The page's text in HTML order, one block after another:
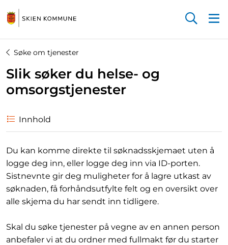
Søke om tjenester
Slik søker du helse- og
omsorgstjenester
Innhold
Du kan komme direkte til søknadsskjemaet uten å
logge deg inn, eller logge deg inn via ID-porten.
Sistnevnte gir deg muligheter for å lagre utkast av
søknaden, få forhåndsutfylte felt og en oversikt over
alle skjema du har sendt inn tidligere.
Skal du søke tjenester på vegne av en annen person
anbefaler vi at du ordner med fullmakt før du starter